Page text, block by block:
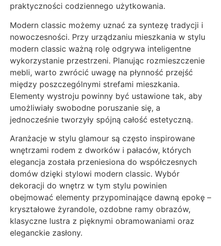
praktyczności codziennego użytkowania.
Modern classic możemy uznać za syntezę tradycji i
nowoczesności. Przy urządzaniu mieszkania w stylu
modern classic ważną rolę odgrywa inteligentne
wykorzystanie przestrzeni. Planując rozmieszczenie
mebli, warto zwrócić uwagę na płynność przejść
między poszczególnymi strefami mieszkania.
Elementy wystroju powinny być ustawione tak, aby
umożliwiały swobodne poruszanie się, a
jednocześnie tworzyły spójną całość estetyczną.
Aranżacje w stylu glamour są często inspirowane
wnętrzami rodem z dworków i pałaców, których
elegancja została przeniesiona do współczesnych
domów dzięki stylowi modern classic. Wybór
dekoracji do wnętrz w tym stylu powinien
obejmować elementy przypominające dawną epokę –
kryształowe żyrandole, ozdobne ramy obrazów,
klasyczne lustra z pięknymi obramowaniami oraz
eleganckie zasłony.